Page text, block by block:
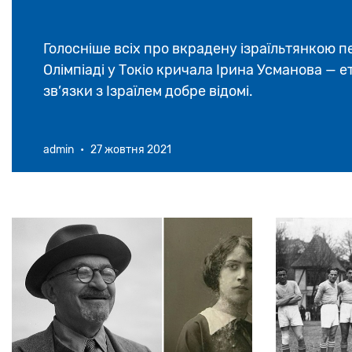
Голосніше всіх про вкрадену ізраїльтянкою
Олімпіаді у Токіо кричала Ірина Усманова —
зв’язки з Ізраїлем добре відомі.
admin • 27 жовтня 2021